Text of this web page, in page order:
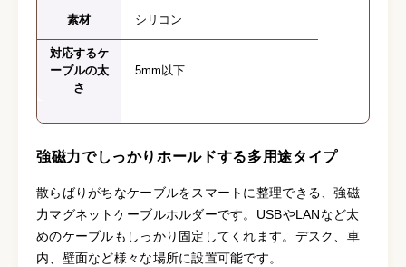
素材 シリコン
対応するケ
ーブルの太
さ
5mm以下
強磁力でしっかりホールドする多用途タイプ
散らばりがちなケーブルをスマートに整理できる、強磁
力マグネットケーブルホルダーです。USBやLANなど太
めのケーブルもしっかり固定してくれます。デスク、車
内、壁面など様々な場所に設置可能です。